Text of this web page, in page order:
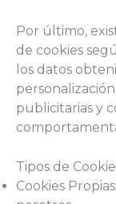
Por último,
de cookies
los datos
publicitarias y
Tipos de
Cookies